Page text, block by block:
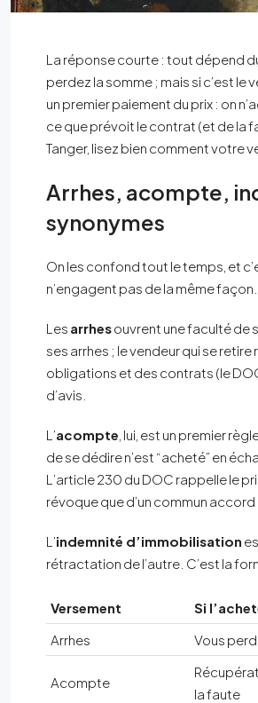
La réponse courte : tout dépend
perdez la somme ; mais si c’est le
un premier paiement du prix : on
ce que prévoit le contrat (et de la
Tanger, lisez bien comment votre
Arrhes, acompte,
synonymes
On les confond tout le temps, et
n’engagent pas de la même façon.
Les arrhesouvrent une faculté de
ses arrhes ; le vendeur qui se
obligations et des contrats (le
d’avis.
L’acompte , lui, est un premier
de se dédire n’est “acheté” en
L’article 230 du DOC rappelle le
révoque que d’un commun accord
L’indemnité d’immobilisation
rétractation de l’autre. C’est la
Versement Si
Arrhes
Vous
Acompte
la faute